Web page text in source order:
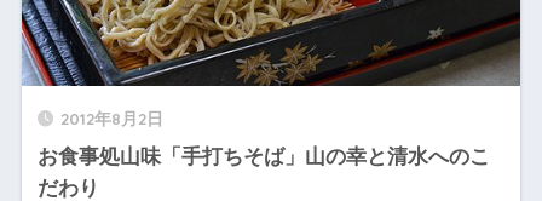
2012年8月2日
お食事処山味「手打ちそば」山の幸と清水へのこ
だわり